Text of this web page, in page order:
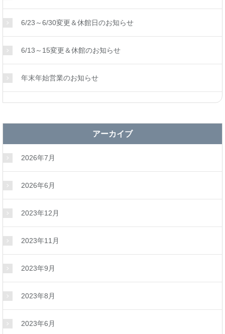
6/23～6/30変更＆休館日のお知らせ
6/13～15変更＆休館のお知らせ
年末年始営業のお知らせ
アーカイブ
2026年7月
2026年6月
2023年12月
2023年11月
2023年9月
2023年8月
2023年6月